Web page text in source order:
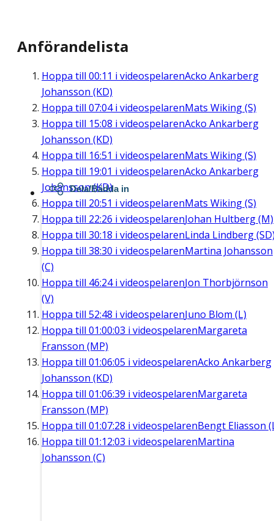
Anförandelista
Hoppa till 00:11 i videospelarenAcko Ankarberg
Johansson (KD)
Hoppa till 07:04i videospelarenMats Wiking (S)
Hoppa till 15:08 i videospelarenAcko Ankarberg
Johansson (KD)
Hoppa till 16:51 i videospelarenMats Wiking (S)
Hoppa till 19:01 i videospelarenAcko Ankarberg
Johansson (KD)
Hoppa till 20:51 i videospelarenMats Wiking (S)
Hoppa till 22:26 i videospelarenJohan Hultberg (M)
Hoppa till 30:18 i videospelarenLinda Lindberg
Hoppa till 38:30 i videospelarenMartina Johansson
(C)
Hoppa till 46:24i videospelarenJon Thorbjörnson
(V)
Hoppa till 52:48 i videospelarenJuno Blom (L)
Hoppa till 01:00:03 i videospelarenMargareta
Fransson (MP)
Hoppa till 01:06:05 i videospelarenAcko Ankarberg
Johansson (KD)
Hoppa till 01:06:39 i videospelarenMargareta
Fransson (MP)
Hoppa till 01:07:28 i videospelarenBengt Eliasson
Hoppa till 01:12:03 i videospelarenMartina
Johansson (C)
Dela/Bädda in